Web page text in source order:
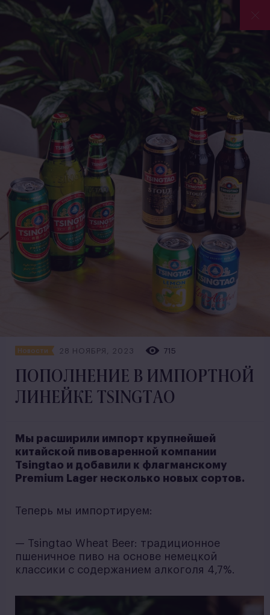
Новости 28 НОЯБРЯ, 2023 715
ПОПОЛНЕНИЕ В ИМПОРТНОЙ
ЛИНЕЙКЕ TSINGTAO
Мы расширили импорт крупнейшей
китайской пивоваренной компании
Tsingtao и добавили к флагманскому
Premium Lager несколько новых сортов.
Теперь мы импортируем:
— Tsingtao Wheat Beer: традиционное
пшеничное пиво на основе немецкой
классики с содержанием алкоголя 4,7%.